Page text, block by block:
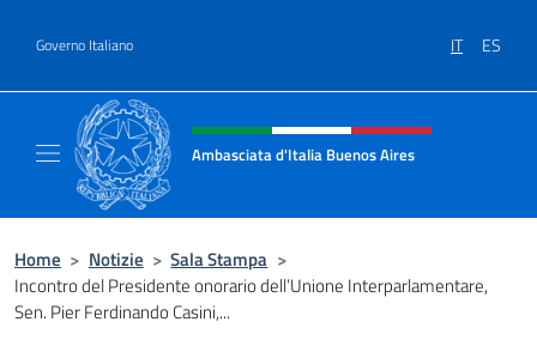
Governo Italiano IT ES
Intestazione sito, social e menù
Ambasciata d'Italia Buenos Aires
Home > Notizie > Sala Stampa >
Incontro del Presidente onorario dell’Unione Interparlamentare,
Sen. Pier Ferdinando Casini,...